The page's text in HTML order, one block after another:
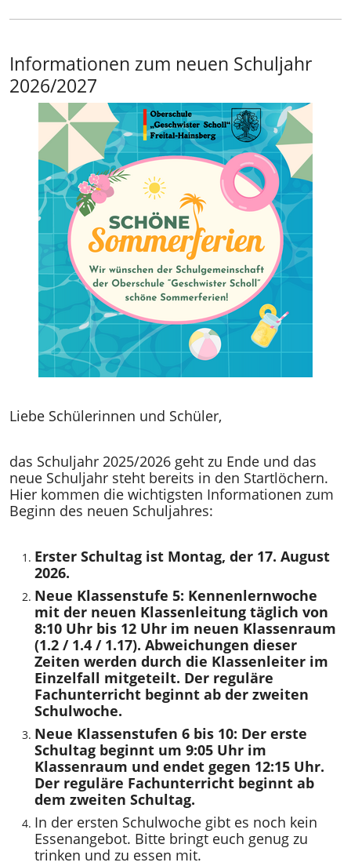
Informationen zum neuen Schuljahr
2026/2027
Liebe Schülerinnen und Schüler,
das Schuljahr 2025/2026 geht zu Ende und das
neue Schuljahr steht bereits in den Startlöchern.
Hier kommen die wichtigsten Informationen zum
Beginn des neuen Schuljahres:
Erster Schultag ist Montag, der 17. August
2026.
Neue Klassenstufe 5: Kennenlernwoche
mit der neuen Klassenleitung täglich von
8:10 Uhr bis 12 Uhr im neuen Klassenraum
(1.2 / 1.4 / 1.17). Abweichungen dieser
Zeiten werden durch die Klassenleiter im
Einzelfall mitgeteilt. Der reguläre
Fachunterricht beginnt ab der zweiten
Schulwoche.
Neue Klassenstufen 6 bis 10: Der erste
Schultag beginnt um 9:05 Uhr im
Klassenraum und endet gegen 12:15 Uhr.
Der reguläre Fachunterricht beginnt ab
dem zweiten Schultag.
In der ersten Schulwoche gibt es noch kein
Essenangebot. Bitte bringt euch genug zu
trinken und zu essen mit.